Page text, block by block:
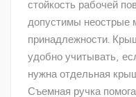
стойкость рабочей
допустимы неострые
принадлежности.
удобно учитывать,
нужна отдельная
Съемная ручка